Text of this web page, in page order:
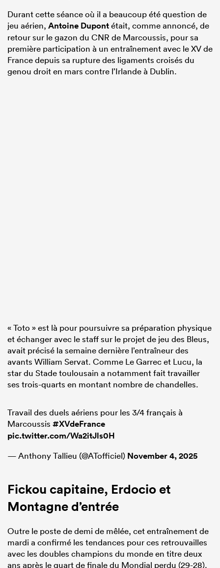
Durant cette séance où il a beaucoup été question de
jeu aérien, Antoine Dupontétait, comme annoncé, de
retour sur le gazon du CNR de Marcoussis, pour sa
première participation à un entraînement avec le XV de
France depuis sa rupture des ligaments croisés du
genou droit en mars contre l’Irlande à Dublin.
« Toto » est là pour poursuivre sa préparation physique
et échanger avec le staff sur le projet de jeu des Bleus,
avait précisé la semaine dernière l’entraîneur des
avants William Servat. Comme Le Garrec et Lucu, la
star du Stade toulousain a notamment fait travailler
ses trois-quarts en montant nombre de chandelles.
Travail des duels aériens pour les 3/4 français à
Marcoussis #XVdeFrance
pic.twitter.com/Wa2itJls0H
— Anthony Tallieu (@ATofficiel) November 4, 2025
Fickou capitaine, Erdocio et
Montagne d’entrée
Outre le poste de demi de mêlée, cet entraînement de
mardi a confirmé les tendances pour ces retrouvailles
avec les doubles champions du monde en titre deux
ans après le quart de finale du Mondial perdu (29-28).